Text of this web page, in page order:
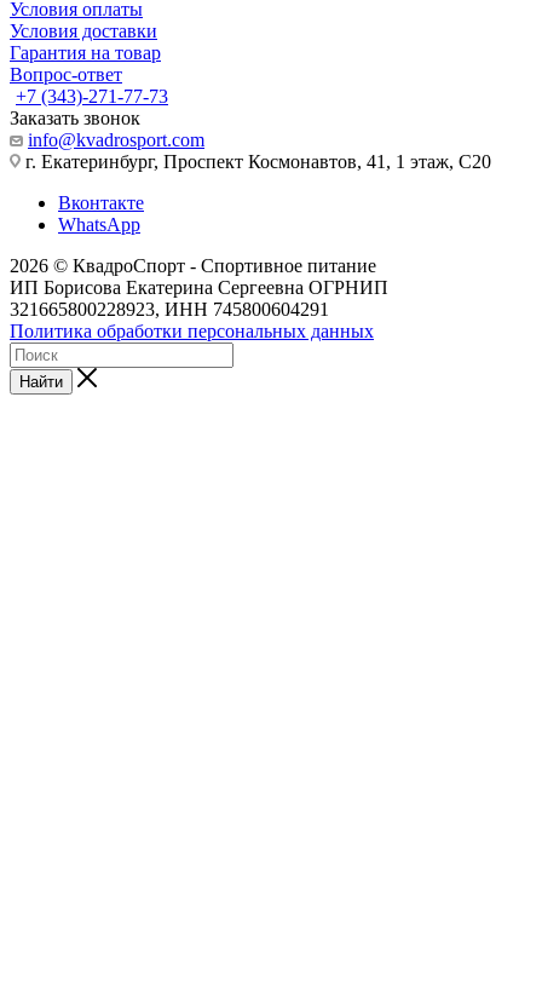
Условия оплаты
Условия доставки
Гарантия на товар
Вопрос-ответ
+7 (343)-271-77-73
Заказать звонок
info@kvadrosport.com
г. Екатеринбург, Проспект Космонавтов, 41, 1 этаж, С20
Вконтакте
WhatsApp
2026 © КвадроСпорт - Спортивное питание
ИП Борисова Екатерина Сергеевна ОГРНИП
321665800228923, ИНН 745800604291
Политика обработки персональных данных
Найти